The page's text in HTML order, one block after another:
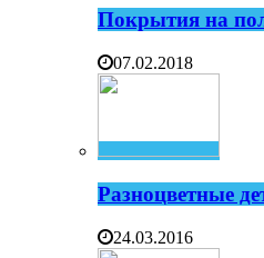
Покрытия на
07.02.2018
Разноцветные
24.03.2016